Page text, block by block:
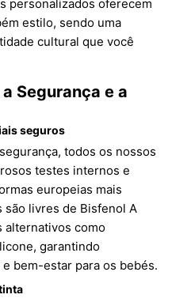
personalizados oferecem
estilo, sendo uma
cultural que você
Segurança e a
seguros
todos os nossos
testes internos e
europeias mais
livres de Bisfenol A
alternativos como
garantindo
bem-estar para os bebés.